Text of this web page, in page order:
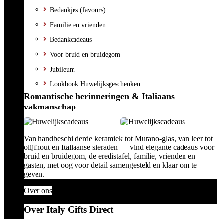
Bedankjes (favours)
Familie en vrienden
Bedankcadeaus
Voor bruid en bruidegom
Jubileum
Lookbook Huwelijksgeschenken
Romantische herinneringen & Italiaans
vakmanschap
Van handbeschilderde keramiek tot Murano-glas, van leer tot
olijfhout en Italiaanse sieraden — vind elegante cadeaus voor
bruid en bruidegom, de eredistafel, familie, vrienden en
gasten, met oog voor detail samengesteld en klaar om te
geven.
Over ons
Over Italy Gifts Direct